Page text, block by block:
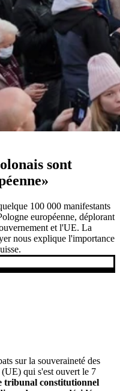
sont
100 000 manifestants
européenne, déplorant
et l'UE. La
nous explique l'importance
sur la souveraineté des
qui s'est ouvert le 7
tribunal constitutionnel